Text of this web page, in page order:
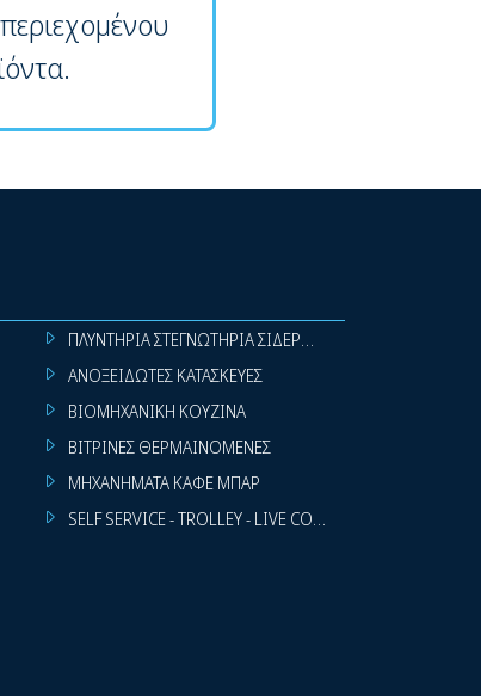
ΠΛΥΝΤΗΡΙΑ ΣΤΕΓΝΩΤΗΡΙΑ ΣΙΔΕΡΩΤΗΡΙΑ ΡΟΥΧΩΝ
ΑΝΟΞΕΙΔΩΤΕΣ ΚΑΤΑΣΚΕΥΕΣ
ΒΙΟΜΗΧΑΝΙΚΗ ΚΟΥΖΙΝΑ
ΒΙΤΡΙΝΕΣ ΘΕΡΜΑΙΝΟΜΕΝΕΣ
ΜΗΧΑΝΗΜΑΤΑ ΚΑΦΕ ΜΠΑΡ
SELF SERVICE - TROLLEY - LIVE COOKING